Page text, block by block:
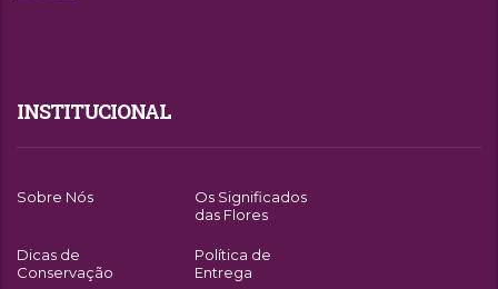
INSTITUCIONAL
Sobre Nós
Os Significados
das Flores
Dicas de
Conservação
Política de
Entrega